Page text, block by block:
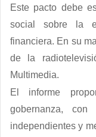
Este pacto debe
social
sobre la
financiera. En su
de la
Multimedia.
El informe
gobernanza, con
independientes y